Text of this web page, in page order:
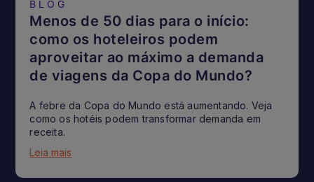
BLOG
Menos de 50 dias para o início:
como os hoteleiros podem
aproveitar ao máximo a demanda
de viagens da Copa do Mundo?
A febre da Copa do Mundo está aumentando. Veja
como os hotéis podem transformar demanda em
receita.
Leia mais